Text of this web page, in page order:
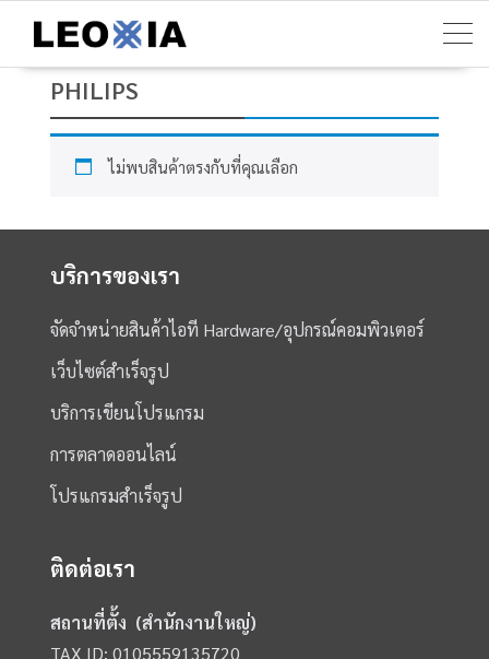
content
PHILIPS
ไม่พบสินค้าตรงกับที่คุณเลือก
บริการของเรา
จัดจำหน่ายสินค้าไอที Hardware/อุปกรณ์คอมพิวเตอร์
เว็บไซต์สำเร็จรูป
บริการเขียนโปรแกรม
การตลาดออนไลน์
โปรแกรมสำเร็จรูป
ติดต่อเรา
สถานที่ตั้ง (สำนักงานใหญ่)
TAX ID: 0105559135720